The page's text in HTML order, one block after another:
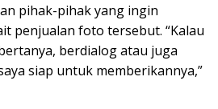
pihak-pihak yang ingin
penjualan foto tersebut. “Kalau
berdialog atau juga
siap untuk memberikannya,”